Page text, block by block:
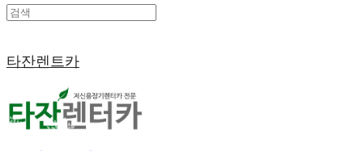
타잔렌트카